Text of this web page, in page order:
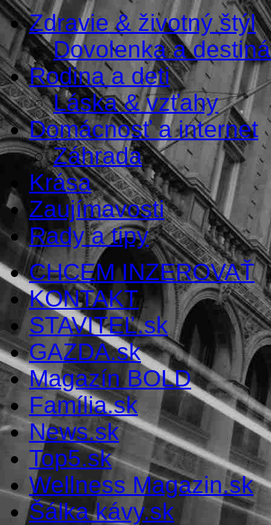
Zdravie & životný štýl
Dovolenka a
Rodina a deti
Láska & vzťahy
Domácnosť a internet
Záhrada
Krása
Zaujímavosti
Rady a tipy
CHCEM INZEROVAŤ
KONTAKT
STAVITEĽ.sk
GAZDA.sk
Magazín BOLD
Família.sk
News.sk
Top5.sk
Wellness Magazin.sk
Šálka kávy.sk